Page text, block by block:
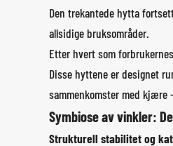
Den trekantede hytta
allsidige bruksområder.
Etter hvert som
Disse hyttene er designet
sammenkomster med kjære
Symbiose av vinkler:
Strukturell stabilitet og